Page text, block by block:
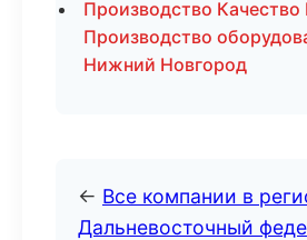
Производство
Производство
Нижний Новгород
← Все компании в
Дальневосточный